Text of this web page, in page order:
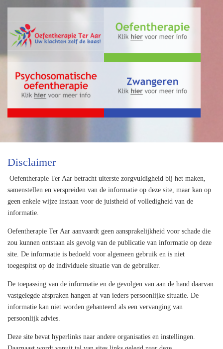
Disclaimer
Oefentherapie Ter Aar betracht uiterste zorgvuldigheid bij het maken,
samenstellen en verspreiden van de informatie op deze site, maar kan op
geen enkele wijze instaan voor de juistheid of volledigheid van de
informatie.
Oefentherapie Ter Aar aanvaardt geen aansprakelijkheid voor schade die
zou kunnen ontstaan als gevolg van de publicatie van informatie op deze
site. De informatie is bedoeld voor algemeen gebruik en is niet
toegespitst op de individuele situatie van de gebruiker.
De toepassing van de informatie en de gevolgen van aan de hand daarvan
vastgelegde afspraken hangen af van ieders persoonlijke situatie. De
informatie kan niet worden gehanteerd als een vervanging van
persoonlijk advies.
Deze site bevat hyperlinks naar andere organisaties en instellingen.